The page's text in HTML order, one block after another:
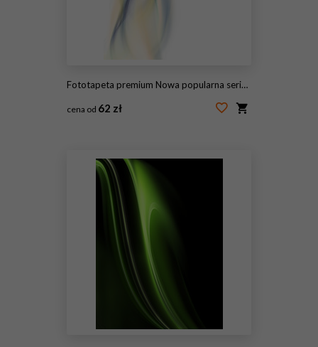
Fototapeta premium Nowa popularna seria. Nice Design
cena od 62 zł